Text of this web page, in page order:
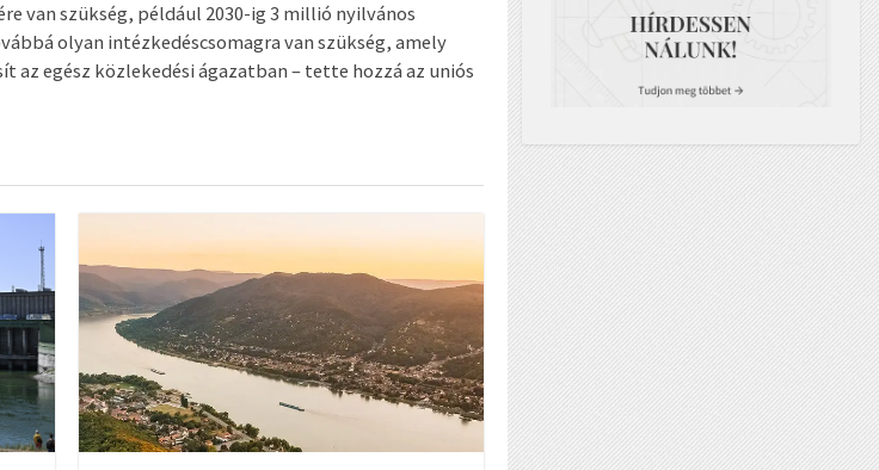
van szükség, például 2030-ig 3 millió nyilvános
olyan intézkedéscsomagra van szükség, amely
az egész közlekedési ágazatban – tette hozzá az uniós